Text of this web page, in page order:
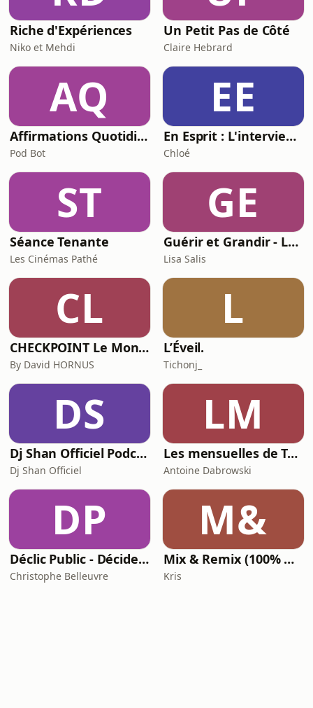
Riche d'Expériences
Niko et Mehdi
Un Petit Pas de Côté
Claire Hebrard
AQ
Affirmations Quotidiennes - Richesse
Pod Bot
EE
En Esprit : L'interview de l'humain derrière l'artiste avec Chloé
Chloé
ST
Séance Tenante
Les Cinémas Pathé
GE
Guérir et Grandir - Le podcast santé et nutrition de Lisa Salis (@lisasalislife)
Lisa Salis
CL
CHECKPOINT Le Monde de la Sécurité Privée (Intelligence économique, Défense et sécurité)
By David HORNUS
L
L’Éveil.
Tichonj_
DS
Dj Shan Officiel Podcast
Dj Shan Officiel
LM
Les mensuelles de Tsugi Radio
Antoine Dabrowski
DP
Déclic Public - Décider en commande publique sans se mettre en faute
Christophe Belleuvre
M&
Mix & Remix (100% Hits) - Oxygène Radio
Kris